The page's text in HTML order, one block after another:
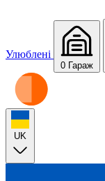
Улюблені
0 Гараж